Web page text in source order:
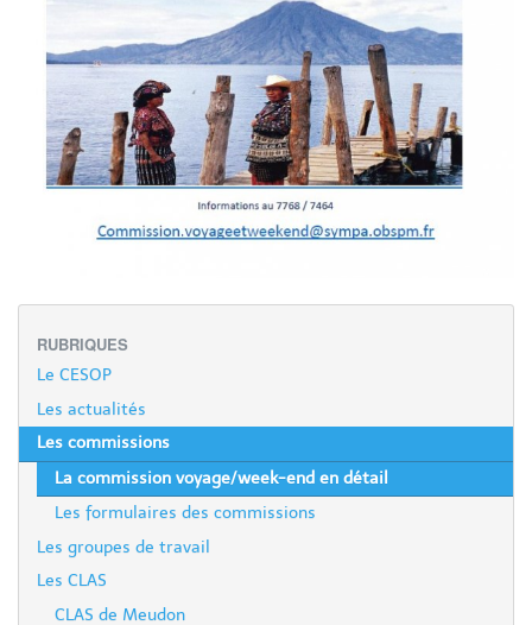
RUBRIQUES
Le CESOP
Les actualités
Les commissions
La commission voyage/week-end en détail
Les formulaires des commissions
Les groupes de travail
Les CLAS
CLAS de Meudon